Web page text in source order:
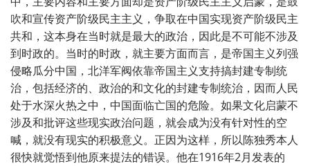
吹和宣传资产阶级民主主义，争取在中国实现资产阶级民主
共和，这本身在当时就是最大的政治，因此是不可能不涉及
到时政的。当时的时政，就主要方面而言，是帝国主义列强
侵略瓜分中国，北洋军阀依靠帝国主义支持搞封建专制统
治，包括经济的、政治的和文化的封建专制统治，因而人民
处于水深火热之中，中国面临亡国的危险。如果文化启蒙不
涉及和批评这些现实政治问题，就会成为没有针对性的空
喊，就没有现实的积极意义。正因为这样，所以陈独秀本人
很快就觉悟到他原来提法的错误。他在1916年2月发表的